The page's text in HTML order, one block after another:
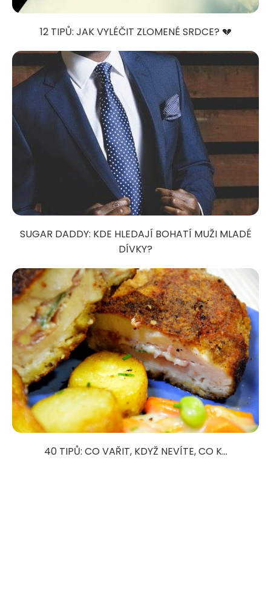
12 TIPŮ: JAK VYLÉČIT ZLOMENÉ SRDCE? 💔
SUGAR DADDY: KDE HLEDAJÍ BOHATÍ MUŽI MLADÉ
DÍVKY?
40 TIPŮ: CO VAŘIT, KDYŽ NEVÍTE, CO K...